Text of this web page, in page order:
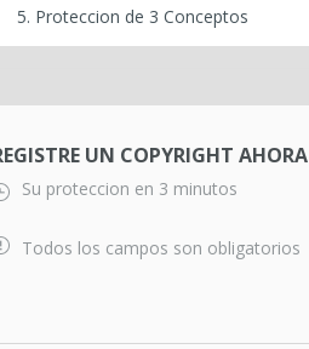
Proteccion de 3 Conceptos
UN COPYRIGHT AHORA
Su proteccion en 3 minutos
Todos los campos son obligatorios